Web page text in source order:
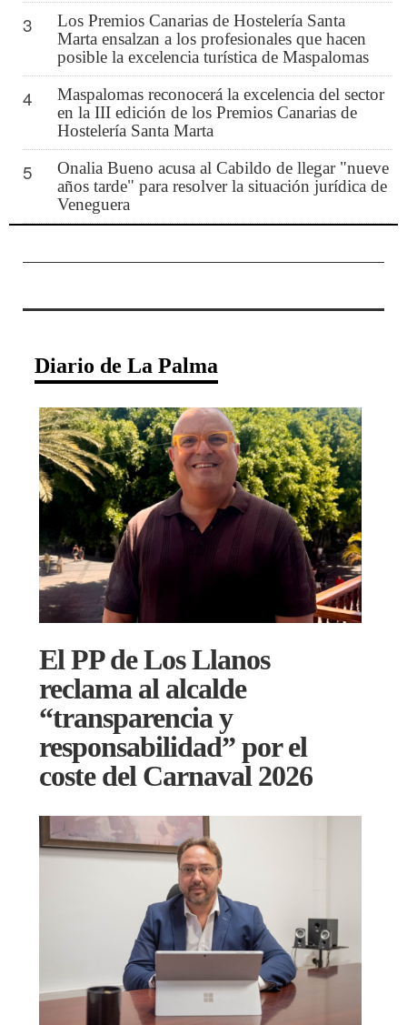
3
Los Premios Canarias de Hostelería Santa
Marta ensalzan a los profesionales que hacen
posible la excelencia turística de Maspalomas
4
Maspalomas reconocerá la excelencia del sector
en la III edición de los Premios Canarias de
Hostelería Santa Marta
5
Onalia Bueno acusa al Cabildo de llegar "nueve
años tarde" para resolver la situación jurídica de
Veneguera
Diario de La Palma
El PP de Los Llanos
reclama al alcalde
“transparencia y
responsabilidad” por el
coste del Carnaval 2026